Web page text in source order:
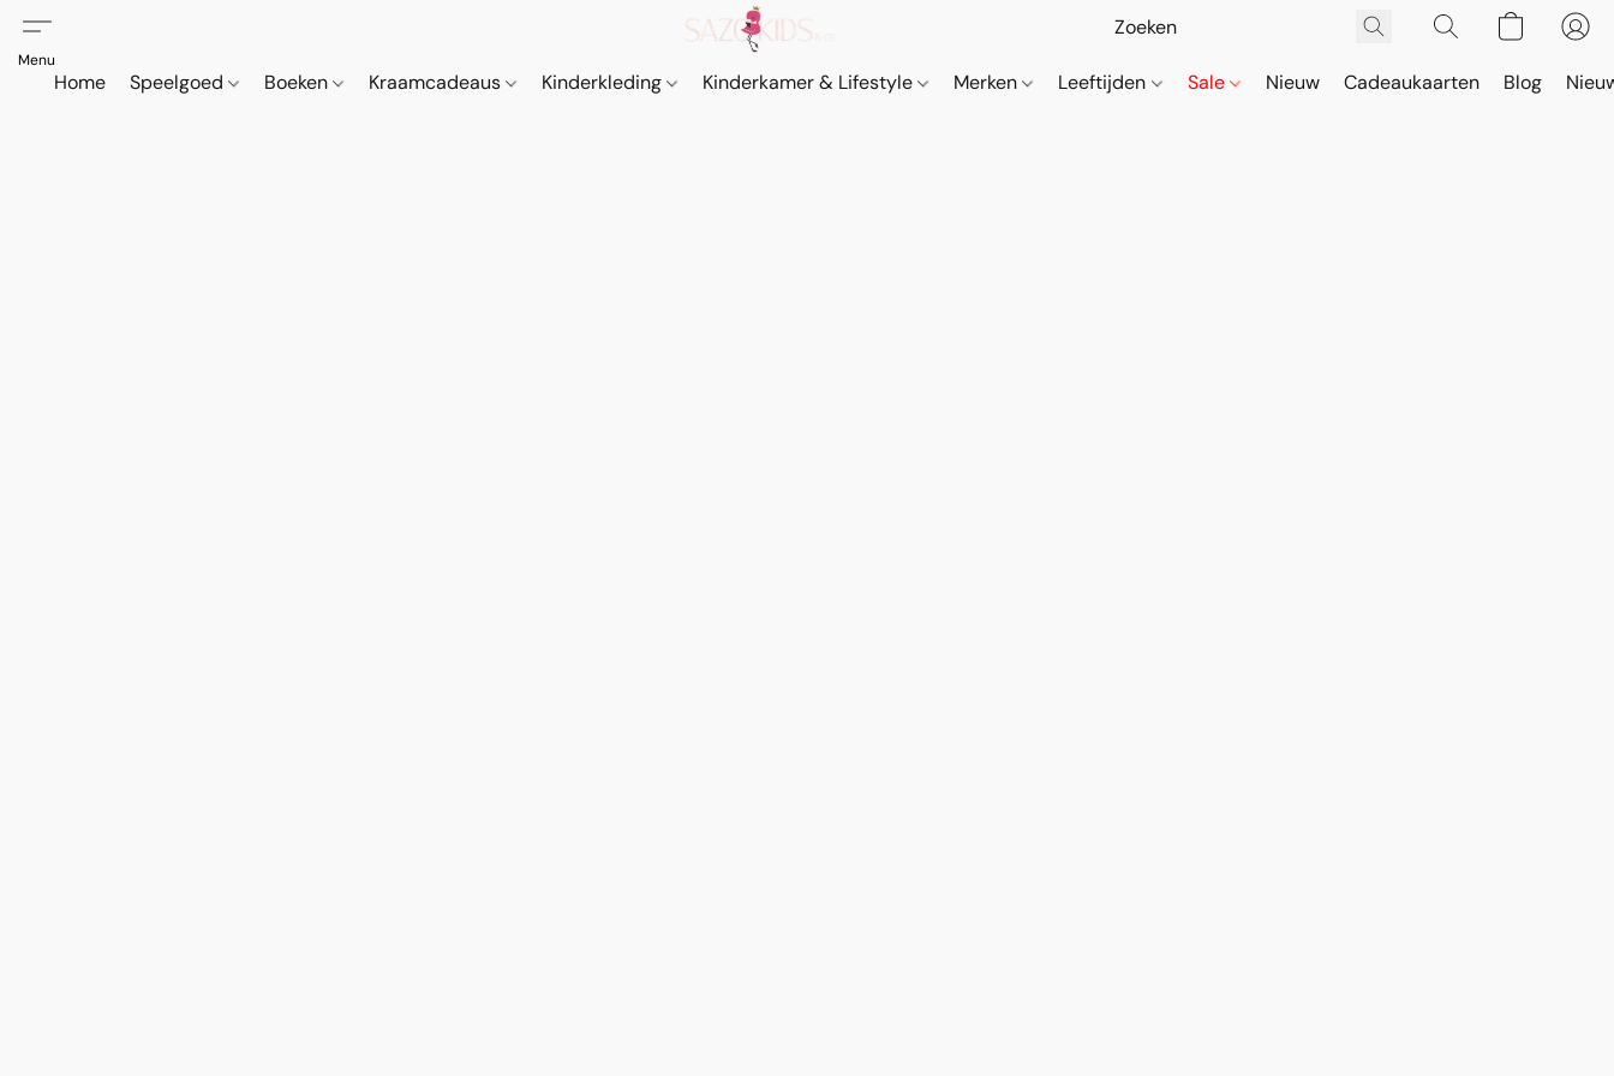
Home Speelgoed Boeken Kraamcadeaus Kinderkleding Kinderkamer & Lifestyle Merken Leeftijden Sale Nieuw Cadeaukaarten Blog